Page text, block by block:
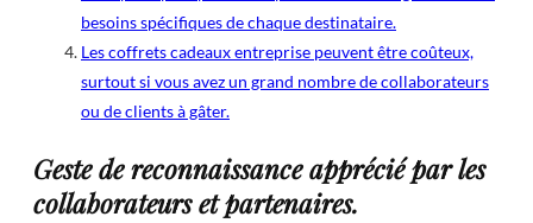
besoins spécifiques de chaque destinataire.
Les coffrets cadeaux entreprise peuvent être coûteux,
surtout si vous avez un grand nombre de collaborateurs
ou de clients à gâter.
Geste de reconnaissance apprécié par les
collaborateurs et partenaires.